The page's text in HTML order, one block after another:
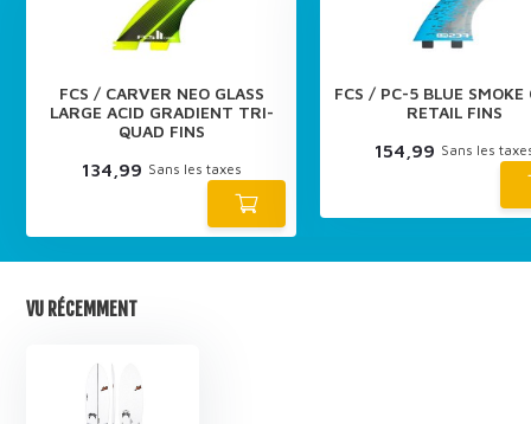
FCS / CARVER NEO GLASS
LARGE ACID GRADIENT TRI-
QUAD FINS
134,99 Sans les taxes
FCS / PC-5 BLUE SMOKE
RETAIL FINS
154,99 Sans les
VU RÉCEMMENT